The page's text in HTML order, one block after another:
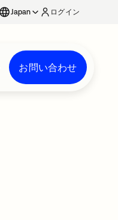
Japan ログイン
お問い合わせ